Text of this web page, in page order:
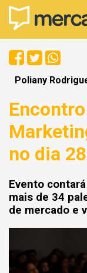
Poliany
no dia
Evento
mais de 34
de mercado e